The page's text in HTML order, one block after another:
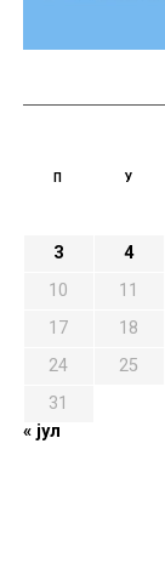
П У
3
4
10
11
17
18
24
25
31
« јул